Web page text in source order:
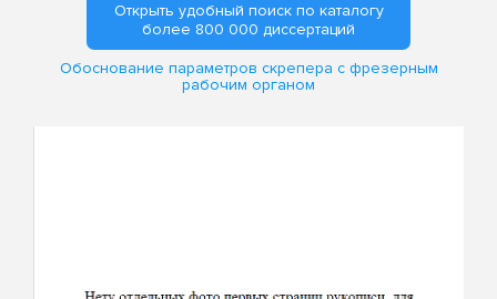
Открыть удобный поиск по каталогу
более 800 000 диссертаций
Обоснование параметров скрепера с фрезерным
рабочим органом